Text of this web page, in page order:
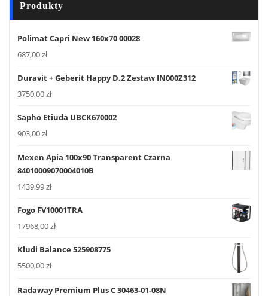
Produkty
Polimat Capri New 160x70 00028
687,00zł
Duravit + Geberit Happy D.2 Zestaw IN000Z312
3750,00zł
Sapho Etiuda UBCK670002
903,00zł
Mexen Apia 100x90 Transparent Czarna
84010009070004010B
1439,99zł
Fogo FV10001TRA
17968,00zł
Kludi Balance 525908775
5500,00zł
Radaway Premium Plus C 30463-01-08N